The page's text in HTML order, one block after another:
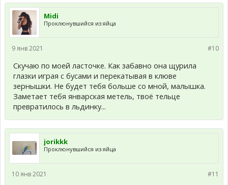
Midi
Проклюнувшийся из яйца
#10
9 янв 2021
Скучаю по моей ласточке. Как забавно она щурила
глазки играя с бусами и перекатывая в клюве
зернышки. Не будет тебя больше со мной, малышка.
Заметает тебя январская метель, твоё тельце
превратилось в льдинку...
jorikkk
Проклюнувшийся из яйца
#11
10 янв 2021